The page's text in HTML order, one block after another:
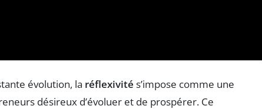
évolution, la réflexivité s’impose comme une
désireux d’évoluer et de prospérer. Ce